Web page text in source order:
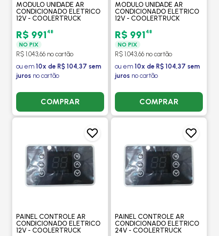
MODULO UNIDADE AR
CONDICIONADO ELETRICO
12V - COOLERTRUCK
R$ 991 48
NO PIX
R$ 1.043,66 no cartão
ou em 10x de R$ 104,37 sem
juros no cartão
COMPRAR
MODULO UNIDADE AR
CONDICIONADO ELETRICO
12V - COOLERTRUCK
R$ 991 48
NO PIX
R$ 1.043,66 no cartão
ou em 10x de R$ 104,37 sem
juros no cartão
COMPRAR
PAINEL CONTROLE AR
CONDICIONADO ELETRICO
12V - COOLERTRUCK
PAINEL CONTROLE AR
CONDICIONADO ELETRICO
24V - COOLERTRUCK